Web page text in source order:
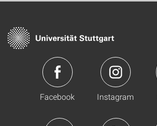
Facebook Instagram